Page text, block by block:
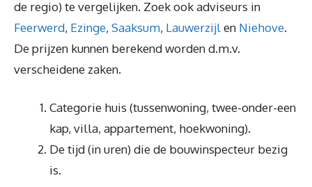
de regio) te vergelijken. Zoek ook adviseurs in
Feerwerd, Ezinge, Saaksum, Lauwerzijlen Niehove.
De prijzen kunnen berekend worden d.m.v.
verscheidene zaken.
Categorie huis (tussenwoning, twee-onder-een
kap, villa, appartement, hoekwoning).
De tijd (in uren) die de bouwinspecteur bezig
is.